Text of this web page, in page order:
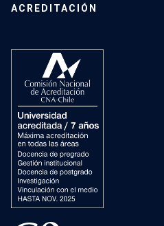
ACREDITACIÓN